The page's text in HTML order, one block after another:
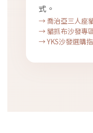
式。
→ 喬治亞三人座
→ 貓抓布沙發專
→ YKS沙發選購